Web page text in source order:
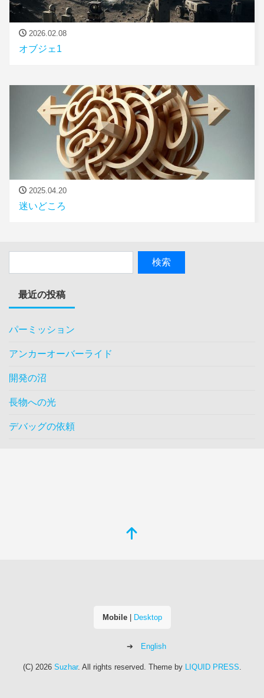
2026.02.08
オブジェ1
2025.04.20
迷いどころ
最近の投稿
パーミッション
アンカーオーバーライド
開発の沼
長物への光
デバッグの依頼
Mobile| Desktop
English
(C) 2026 Suzhar. All rights reserved. Theme by LIQUID PRESS